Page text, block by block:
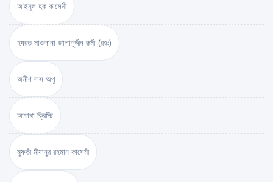
আইনুল হক কাসেমী
হযরত মাওলানা জালালুদ্দীন রূমী (রহঃ)
অনীশ দাস অপু
আগাথা ক্রিস্টি
মুফতী মীযানুর রহমান কাসেমী